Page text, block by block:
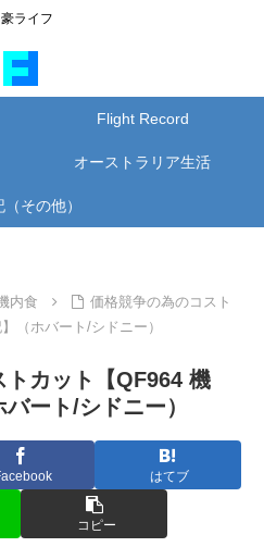
豪ライフ
Flight Record
オーストラリア生活
その他）
内食
価格競争の為のコスト
（ホバート/シドニー）
カット【QF964 機
ート/シドニー）
はてブ
コピー